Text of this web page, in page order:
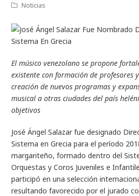
Noticias
El músico venezolano se propone
existente con formación de profesores
creación de nuevos programas y
musical a otras ciudades del país
objetivos
José Ángel Salazar fue designado
Sistema en Grecia para el período
margariteño, formado dentro del
Orquestas y Coros Juveniles e
participó en una selección
resultando favorecido por el jurado